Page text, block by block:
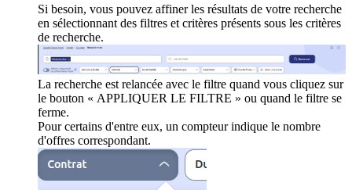
Si besoin, vous pouvez affiner les résultats de votre recherche
en sélectionnant des filtres et critères présents sous les critères
de recherche.
La recherche est relancée avec le filtre quand vous cliquez sur
le bouton « APPLIQUER LE FILTRE » ou quand le filtre se
ferme.
Pour certains d'entre eux, un compteur indique le nombre
d'offres correspondant.